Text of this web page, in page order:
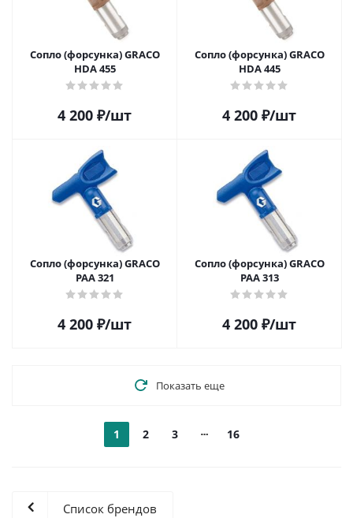
Сопло (форсунка) GRACO
HDA 455
4 200 ₽/шт
Сопло (форсунка) GRACO
HDA 445
4 200 ₽/шт
Сопло (форсунка) GRACO
PAA 321
4 200 ₽/шт
Сопло (форсунка) GRACO
PAA 313
4 200 ₽/шт
Показать еще
1 2 3 16
Список брендов